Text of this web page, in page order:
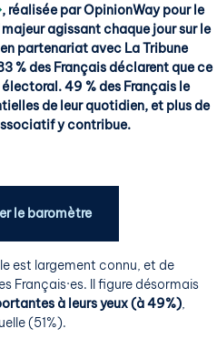
, réalisée par OpinionWay pour le
agissant chaque jour sur le
partenariat avec La Tribune
% des Français déclarent que ce
49 % des Français le
de leur quotidien, et plus de
y contribue.
le baromètre
est largement connu, et de
Français·es. Il figure désormais
à leurs yeux (à 49%)
(51%).